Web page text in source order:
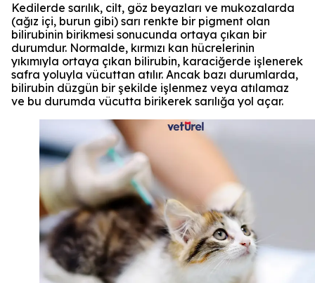
Kedilerde sarılık, cilt, göz beyazları ve mukozalarda
(ağız içi, burun gibi) sarı renkte bir pigment olan
bilirubinin birikmesi sonucunda ortaya çıkan bir
durumdur. Normalde, kırmızı kan hücrelerinin
yıkımıyla ortaya çıkan bilirubin, karaciğerde işlenerek
safra yoluyla vücuttan atılır. Ancak bazı durumlarda,
bilirubin düzgün bir şekilde işlenmez veya atılamaz
ve bu durumda vücutta birikerek sarılığa yol açar.